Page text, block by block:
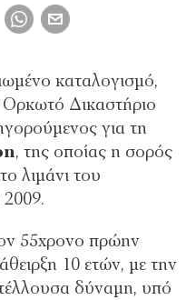
καταλογισμό,
Δικαστήριο
για τη
, της οποίας η σορός
λιμάνι του
55χρονο πρώην
10 ετών, με την
δύναμη, υπό